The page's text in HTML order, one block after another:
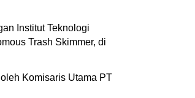
Institut Teknologi
Trash Skimmer, di
Komisaris Utama PT